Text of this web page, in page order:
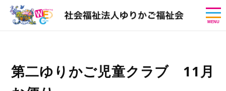
MENU
第二ゆりかご児童クラブ 11月